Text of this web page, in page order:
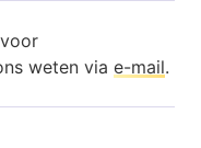
weten via e-mail.